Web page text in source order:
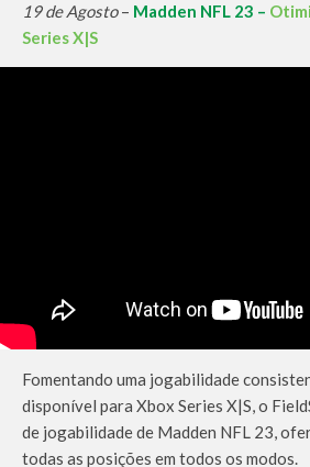
19 de Agosto– Madden NFL 23 –
Series X|S
Fomentando uma jogabilidade
disponível para Xbox Series X|S, o
de jogabilidade de Madden NFL 23,
todas as posições em todos os modos.